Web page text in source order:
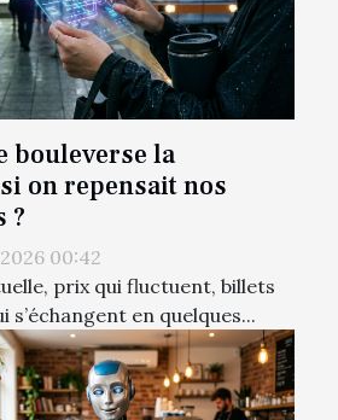
bouleverse la
on repensait nos
?
00:42
prix qui fluctuent, billets
s’échangent en quelques...